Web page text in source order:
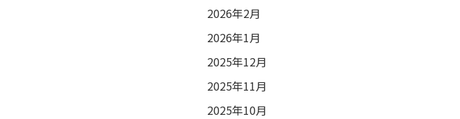
2026年2月
2026年1月
2025年12月
2025年11月
2025年10月